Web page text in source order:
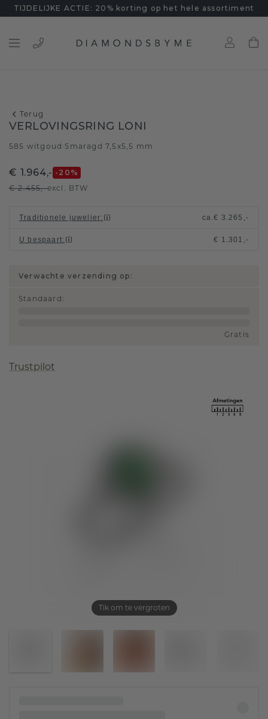
TIJDELIJKE ACTIE: 20% korting op het hele assortiment
Terug
Tik om te vergroten
VERLOVINGSRING LONI
585 witgoud Smaragd 7,5x5,5 mm
€ 1.964,- -20 %
€ 2.455,-excl. BTW
Traditionele juwelier: ca.€ 3.265,-
U bespaart: € 1.301,-
Verwachte verzending op:
Standaard :
Gratis
Trustpilot